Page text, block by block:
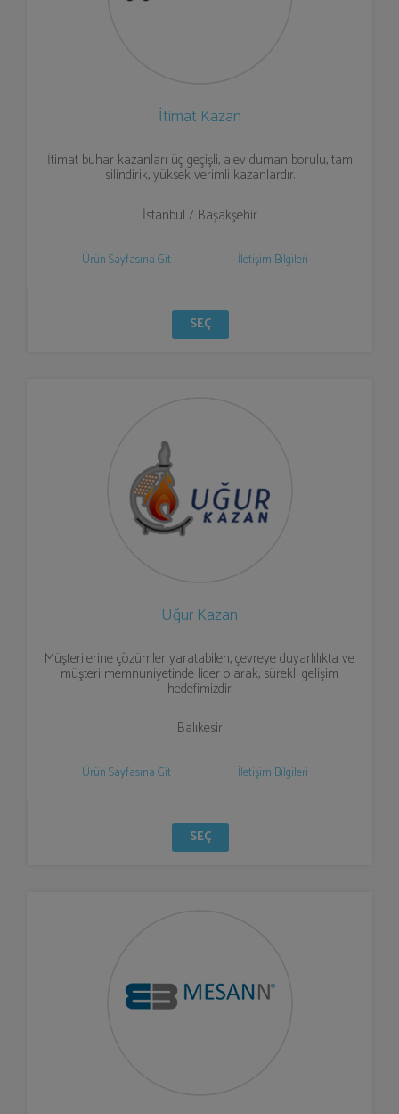
İtimat Kazan
İtimat buhar kazanları üç geçişli, alev duman borulu, tam
silindirik, yüksek verimli kazanlardır.
İstanbul / Başakşehir
Ürün Sayfasına Git İletişim Bilgileri
SEÇ
Uğur Kazan
Müşterilerine çözümler yaratabilen, çevreye duyarlılıkta ve
müşteri memnuniyetinde lider olarak, sürekli gelişim
hedefimizdir.
Balıkesir
Ürün Sayfasına Git İletişim Bilgileri
SEÇ